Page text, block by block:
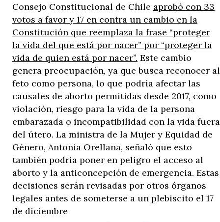
Consejo Constitucional de Chile aprobó con 33
votos a favor y 17 en contra un cambio en la
Constitución que reemplaza la frase “proteger
la vida del que está por nacer” por “proteger la
vida de quien está por nacer”. Este cambio
genera preocupación, ya que busca reconocer al
feto como persona, lo que podría afectar las
causales de aborto permitidas desde 2017, como
violación, riesgo para la vida de la persona
embarazada o incompatibilidad con la vida fuera
del útero. La ministra de la Mujer y Equidad de
Género, Antonia Orellana, señaló que esto
también podría poner en peligro el acceso al
aborto y la anticoncepción de emergencia. Estas
decisiones serán revisadas por otros órganos
legales antes de someterse a un plebiscito el 17
de diciembre